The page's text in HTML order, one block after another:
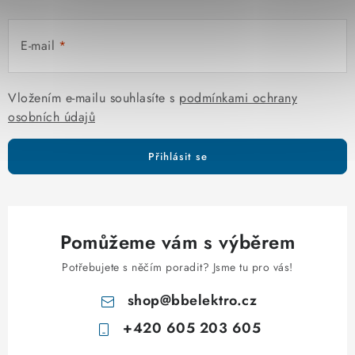
r
v
k
y
v
ý
i
E-mail
Vložením e-mailu souhlasíte s podmínkami ochrany
osobních údajů
Přihlásit se
Pomůžeme vám s výběrem
Potřebujete s něčím poradit? Jsme tu pro vás!
shop@bbelektro.cz
+420 605 203 605